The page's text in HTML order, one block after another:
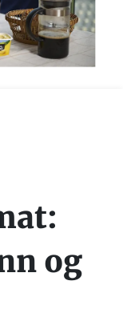
og